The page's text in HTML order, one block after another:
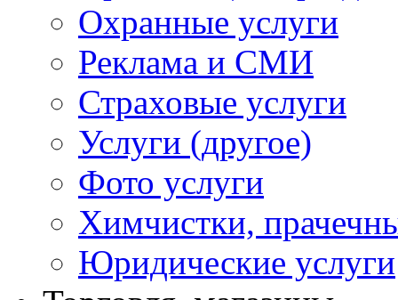
Охранные услуги
Реклама и СМИ
Страховые услуги
Услуги (другое)
Фото услуги
Химчистки,
Юридические услуги